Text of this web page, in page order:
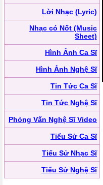
Lời Nhạc (Lyric)
Nhạc có Nốt (Music
Sheet)
Hình Ảnh Ca Sĩ
Hình Ảnh Nghệ Sĩ
Tin Tức Ca Sĩ
Tin Tức Nghệ Sĩ
Phỏng Vấn Nghệ Sĩ Video
Tiểu Sử Ca Sĩ
Tiểu Sử Nhạc Sĩ
Tiểu Sử Nghệ Sĩ